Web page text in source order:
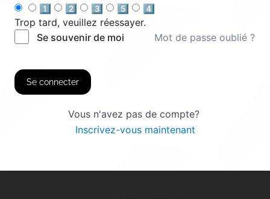
1️⃣
2️⃣ 3️⃣ 5️⃣
4️⃣
Trop tard, veuillez réessayer.
Se souvenir de moi
Mot de passe oublié ?
Se connecter
Vous n'avez pas de compte?
Inscrivez-vous maintenant